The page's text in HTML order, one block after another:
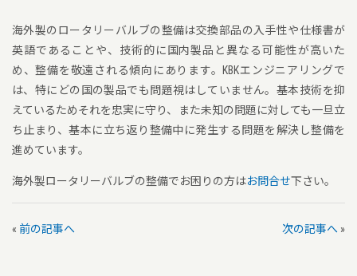
海外製のロータリーバルブの整備は交換部品の入手性や仕様書が
英語であることや、技術的に国内製品と異なる可能性が高いた
め、整備を敬遠される傾向にあります。KBKエンジニアリングで
は、特にどの国の製品でも問題視はしていません。基本技術を抑
えているためそれを忠実に守り、また未知の問題に対しても一旦立
ち止まり、基本に立ち返り整備中に発生する問題を解決し整備を
進めています。
海外製ロータリーバルブの整備でお困りの方はお問合せ下さい。
« 前の記事へ 次の記事へ »